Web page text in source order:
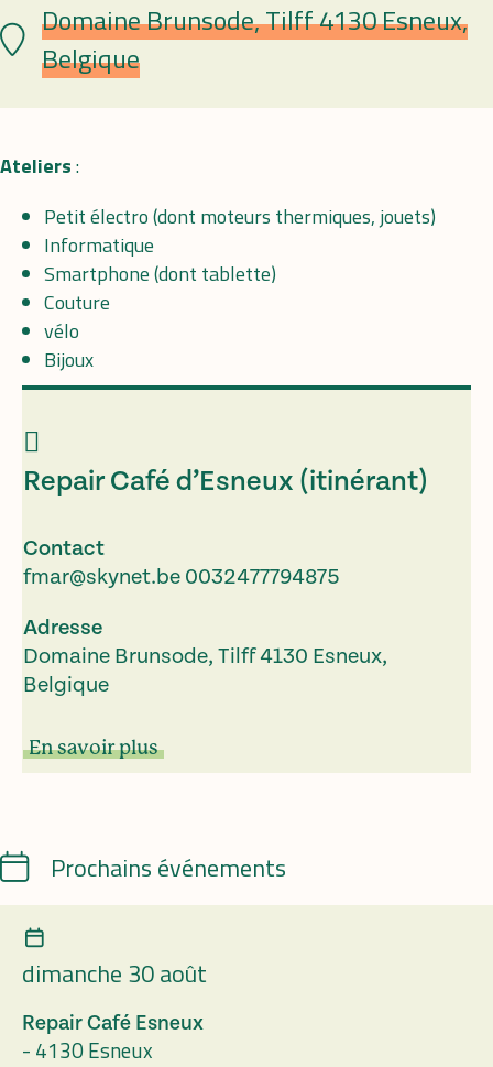
Lieu Domaine Brunsode, Tilff 4130 Esneux,
Belgique
Ateliers:
Petit électro (dont moteurs thermiques, jouets)
Informatique
Smartphone (dont tablette)
Couture
vélo
Bijoux
Repair Café d’Esneux (itinérant)
Contact
fmar@skynet.be 0032477794875
Adresse
Domaine Brunsode, Tilff 4130 Esneux,
Belgique
En savoir plus
CalendrierProchains événements
dimanche 30 août
Repair Café Esneux
- 4130 Esneux